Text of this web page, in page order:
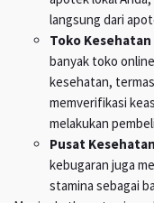
langsung dari
Toko
banyak toko
kesehatan,
memverifikasi
melakukan
Pusat
kebugaran juga
stamina sebagai